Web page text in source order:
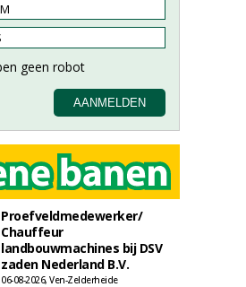
Proefveldmedewerker/
Chauffeur
landbouwmachines bij DSV
zaden Nederland B.V.
06-08-2026, Ven-Zelderheide